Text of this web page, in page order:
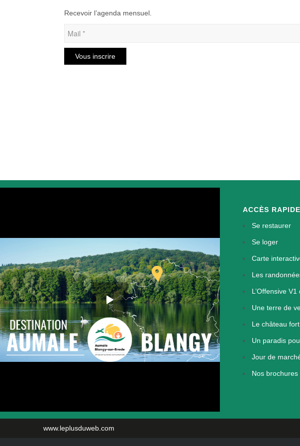
Recevoir l’agenda mensuel.
ACCÈS
Se restaurer
Se loger
Carte
Les
L’Offensive
Une terre de
Le château
Un paradis
Jour de
Nos brochures
www.leplusduweb.com